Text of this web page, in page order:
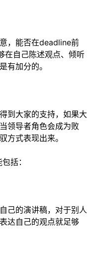
，能否在deadline前
自己陈述观点、倾听
有加分的。
大家的支持，如果大
领导者角色会成为败
方式表现出来。
括：
的演讲稿，对于别人
达自己的观点就足够